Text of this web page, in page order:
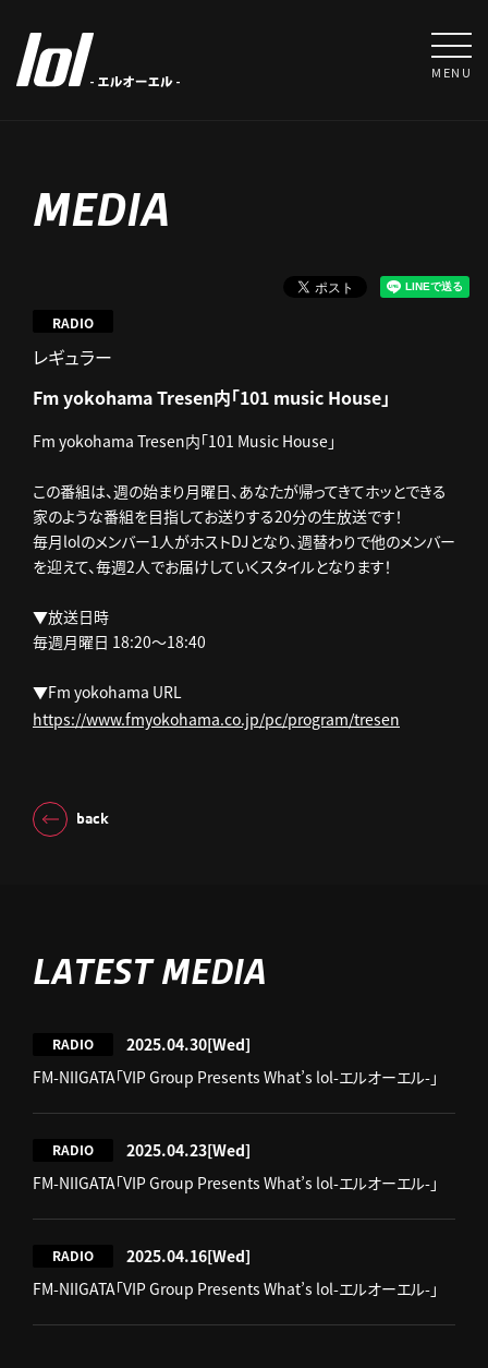
MENU
MEDIA
レギュラー
RADIO
Fm yokohama Tresen内「101 music House」
Fm yokohama Tresen内「101 Music House」
この番組は、週の始まり月曜日、あなたが帰ってきてホッとできる
家のような番組を目指してお送りする20分の生放送です！
毎月lolのメンバー1人がホストDJとなり、週替わりで他のメンバー
を迎えて、毎週2人でお届けしていくスタイルとなります！
▼放送日時
毎週月曜日 18:20～18:40
▼Fm yokohama URL
https://www.fmyokohama.co.jp/pc/program/tresen
back
LATEST MEDIA
RADIO 2025.04.30[Wed]
FM-NIIGATA「VIP Group Presents What’s lol-エルオーエル-」
RADIO 2025.04.23[Wed]
FM-NIIGATA「VIP Group Presents What’s lol-エルオーエル-」
RADIO 2025.04.16[Wed]
FM-NIIGATA「VIP Group Presents What’s lol-エルオーエル-」